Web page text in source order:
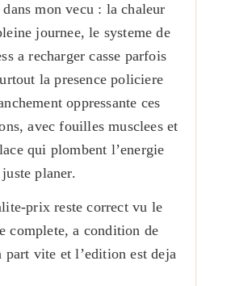
mon vecu : la chaleur
journee, le systeme de
a recharger casse parfois
la presence policiere
oppressante ces
avec fouilles musclees et
qui plombent l’energie
planer.
prix reste correct vu le
complete, a condition de
part vite et l’edition est deja